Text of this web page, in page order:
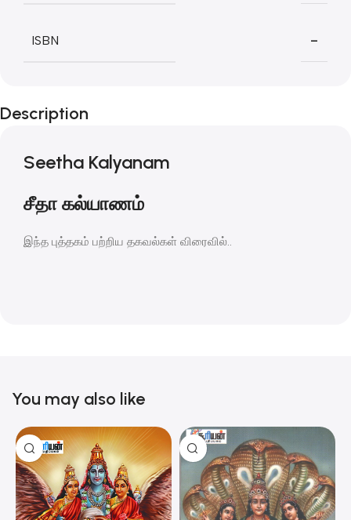
ISBN –
Description
Seetha Kalyanam
சீதா கல்யாணம்
இந்த புத்தகம் பற்றிய தகவல்கள் விரைவில்..
You may also like